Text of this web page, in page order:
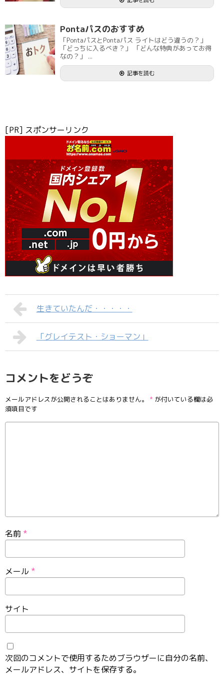
Pontaパスのおすすめ
「PontaパスとPontaパス ライトはどう違うの？」
「どっちに入るべき？」 「どんな特典があってお得
なの？」 ...
記事を読む
[PR] スポンサーリンク
生きていたんだ・・・・・
「グレイテスト・ショーマン」
コメントをどうぞ
メールアドレスが公開されることはありません。 * が付いている欄は必
須項目です
名前 *
メール *
サイト
次回のコメントで使用するためブラウザーに自分の名前、
メールアドレス、サイトを保存する。